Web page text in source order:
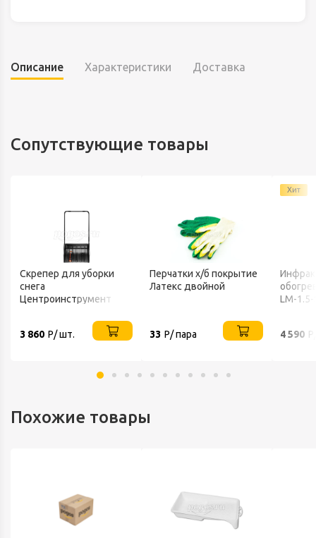
Описание Характеристики Доставка
Сопутствующие товары
Скрепер для уборки
снега
Центроинструмент
3 860 Р/ шт.
Перчатки х/б покрытие
Латекс двойной
33 Р/ пара
Хит
LM-
4 590
Похожие товары